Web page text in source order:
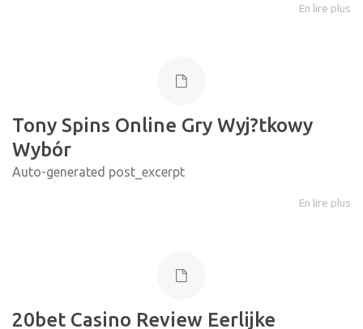
En lire plus
Tony Spins Online Gry Wyj?tkowy
Wybór
Auto-generated post_excerpt
En lire plus
20bet Casino Review Eerlijke